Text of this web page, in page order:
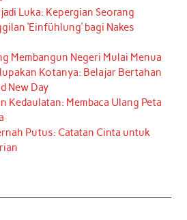
Luka: Kepergian Seorang
‘Einfühlung’ bagi Nakes
Membangun Negeri Mulai Menua
Kotanya: Belajar Bertahan
New Day
Kedaulatan: Membaca Ulang Peta
Putus: Catatan Cinta untuk